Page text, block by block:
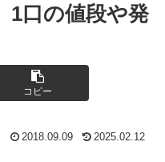
1口の値段や発
コピー
2018.09.09 2025.02.12